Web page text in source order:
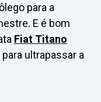
para a
E é bom
Fiat Titano
ultrapassar a